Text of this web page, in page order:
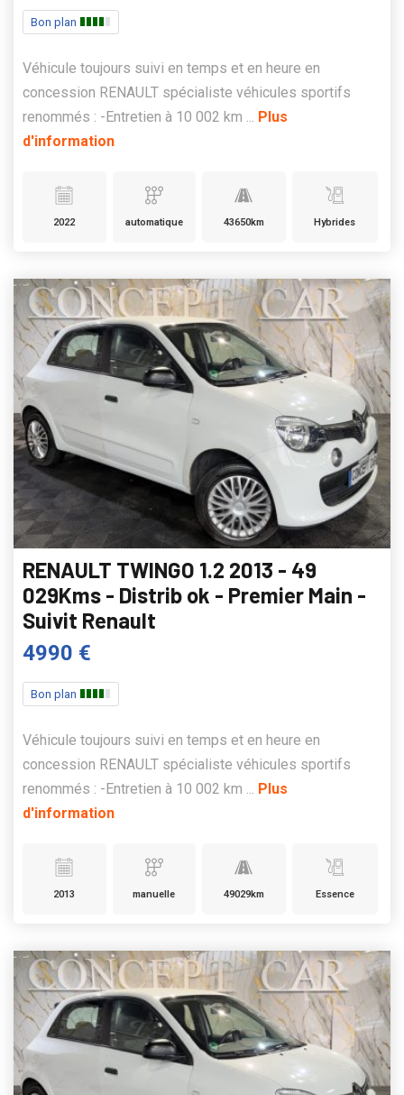
Bon plan
Véhicule toujours suivi en temps et en heure en
concession RENAULT spécialiste véhicules sportifs
renommés : -Entretien à 10 002 km ... Plus
d'information
2022 automatique 43650km Hybrides
RENAULT TWINGO 1.2 2013 - 49
029Kms - Distrib ok - Premier Main -
Suivit Renault
4990 €
Bon plan
Véhicule toujours suivi en temps et en heure en
concession RENAULT spécialiste véhicules sportifs
renommés : -Entretien à 10 002 km ... Plus
d'information
2013 manuelle 49029km Essence